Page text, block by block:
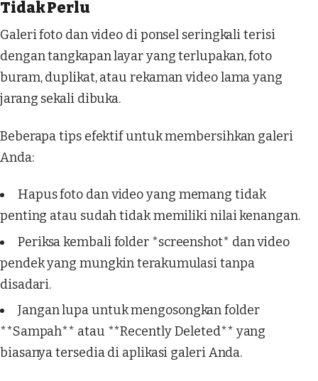
Tidak Perlu
Galeri foto dan video di ponsel seringkali terisi
dengan tangkapan layar yang terlupakan, foto
buram, duplikat, atau rekaman video lama yang
jarang sekali dibuka.
Beberapa tips efektif untuk membersihkan galeri
Anda:
Hapus foto dan video yang memang tidak
penting atau sudah tidak memiliki nilai kenangan.
Periksa kembali folder *screenshot* dan video
pendek yang mungkin terakumulasi tanpa
disadari.
Jangan lupa untuk mengosongkan folder
**Sampah** atau **Recently Deleted** yang
biasanya tersedia di aplikasi galeri Anda.